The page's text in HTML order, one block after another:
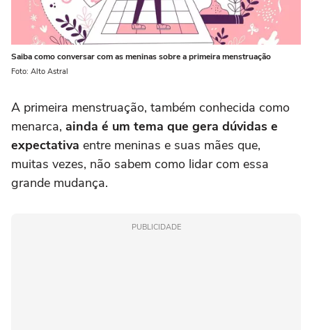
Saiba como conversar com as meninas sobre a primeira menstruação
Foto: Alto Astral
A primeira menstruação, também conhecida como
menarca, ainda é um tema que gera dúvidas e
expectativa entre meninas e suas mães que,
muitas vezes, não sabem como lidar com essa
grande mudança.
PUBLICIDADE